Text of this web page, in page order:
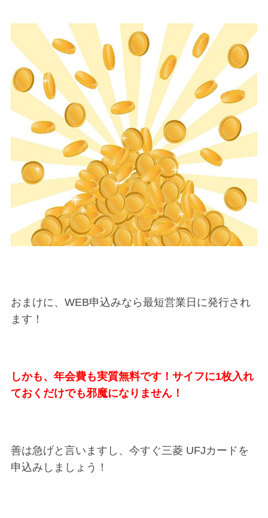
おまけに、WEB申込みなら最短営業日に発行され
ます！
しかも、年会費も実質無料です！サイフに1枚入れ
ておくだけでも邪魔になりません！
善は急げと言いますし、今すぐ三菱 UFJカードを
申込みしましょう！